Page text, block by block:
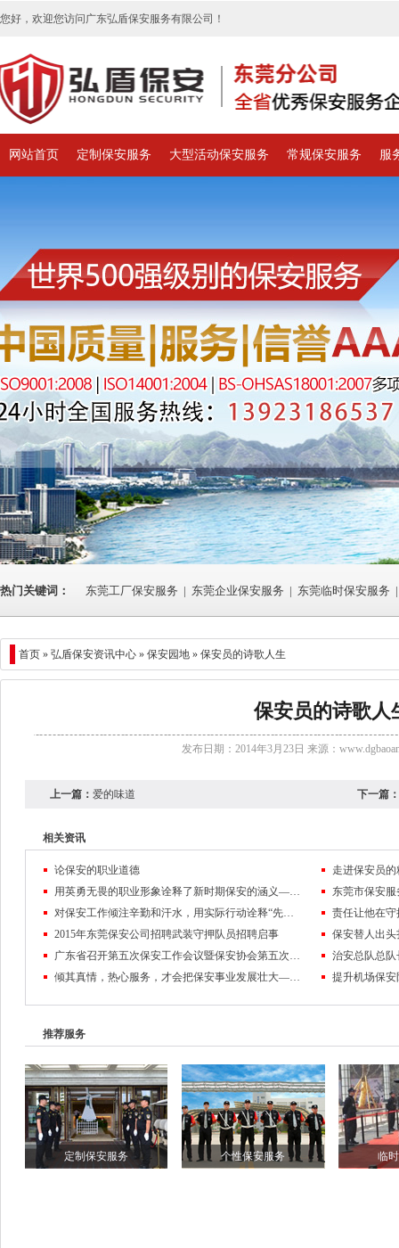
您好，欢迎您访问广东弘盾保安服务有限公司！
网站首页 定制保安服务 大型活动保安服务 常规保安服务 服
热门关键词： 东莞工厂保安服务 | 东莞企业保安服务 | 东莞临时保安服务 |
首页 » 弘盾保安资讯中心 » 保安园地 » 保安员的诗歌人生
保安员的诗歌人
发布日期：2014年3月23日 来源：
上一篇： 爱的味道 下一篇：
相关资讯
论保安的职业道德
走进保安员
用英勇无畏的职业形象诠释了新时期保安的涵义——记东莞市保安服务公司保安员黄麒麟
对保安工作倾注辛勤和汗水，用实际行动诠释“先锋”的含义
2015年东莞保安公司招聘武装守押队员招聘启事
保安替人出
广东省召开第五次保安工作会议暨保安协会第五次会员代表大会
倾其真情，热心服务，才会把保安事业发展壮大——东莞保安公司队伍管理纪实
推荐服务
定制保安服务 个性保安服务 临